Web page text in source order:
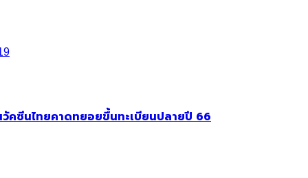
คซีนไทยคาดทยอยขึ้นทะเบียนปลายปี 66